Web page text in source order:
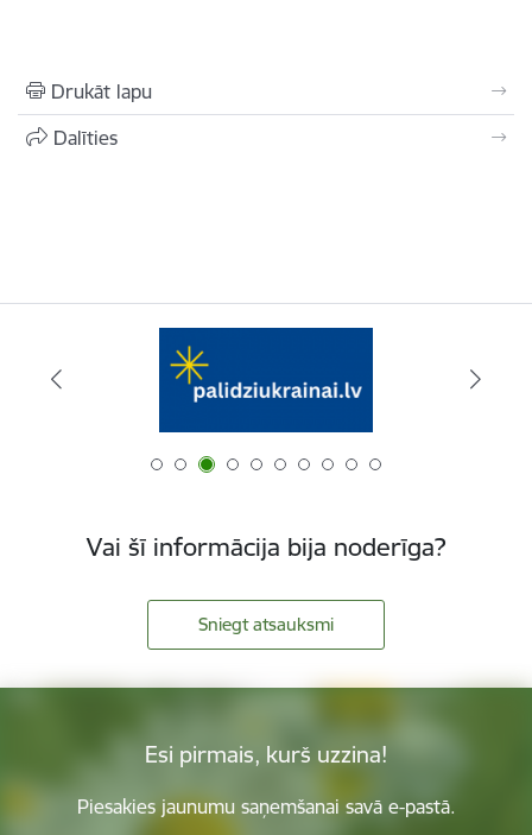
Drukāt lapu
Dalīties
Vai šī informācija bija noderīga?
Sniegt atsauksmi
Esi pirmais, kurš uzzina!
Piesakies jaunumu saņemšanai savā e-pastā.